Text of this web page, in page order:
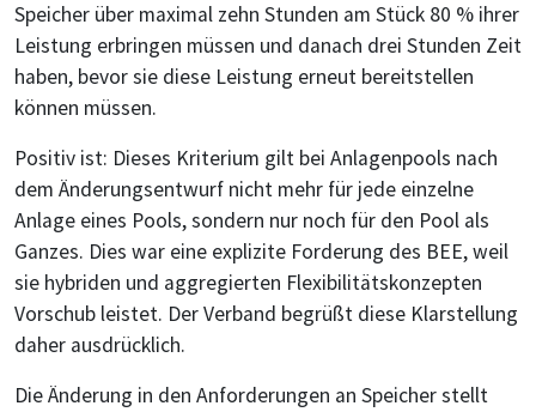
Speicher über maximal zehn Stunden am Stück 80 % ihrer
Leistung erbringen müssen und danach drei Stunden Zeit
haben, bevor sie diese Leistung erneut bereitstellen
können müssen.
Positiv ist: Dieses Kriterium gilt bei Anlagenpools nach
dem Änderungsentwurf nicht mehr für jede einzelne
Anlage eines Pools, sondern nur noch für den Pool als
Ganzes. Dies war eine explizite Forderung des BEE, weil
sie hybriden und aggregierten Flexibilitätskonzepten
Vorschub leistet. Der Verband begrüßt diese Klarstellung
daher ausdrücklich.
Die Änderung in den Anforderungen an Speicher stellt